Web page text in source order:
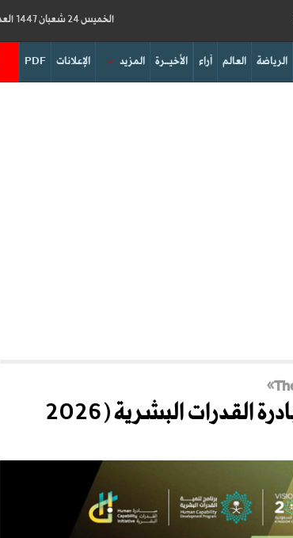
الخميس 24 شعبان 1447 العدد 19184
PDF الإعلانات المزيد الأخيــرة آراء العالم الرياضة
انعقاد النسخة الثالثة من مؤتمر مبادرة القدرات البشرية (2026